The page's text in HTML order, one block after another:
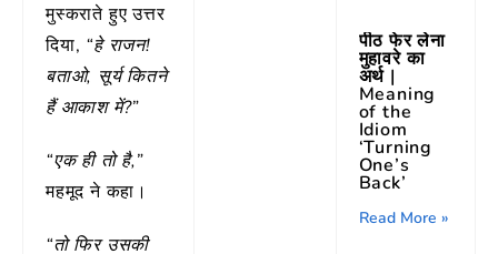
मुस्कराते हुए उत्तर
दिया, “हे राजन!
बताओ, सूर्य कितने
हैं आकाश में?”
“एक ही तो है,”
महमूद ने कहा।
“तो फिर उसकी
पीठ फेर लेना
मुहावरे का
अर्थ |
Meaning
of the
Idiom
‘Turning
One’s
Back’
Read More »